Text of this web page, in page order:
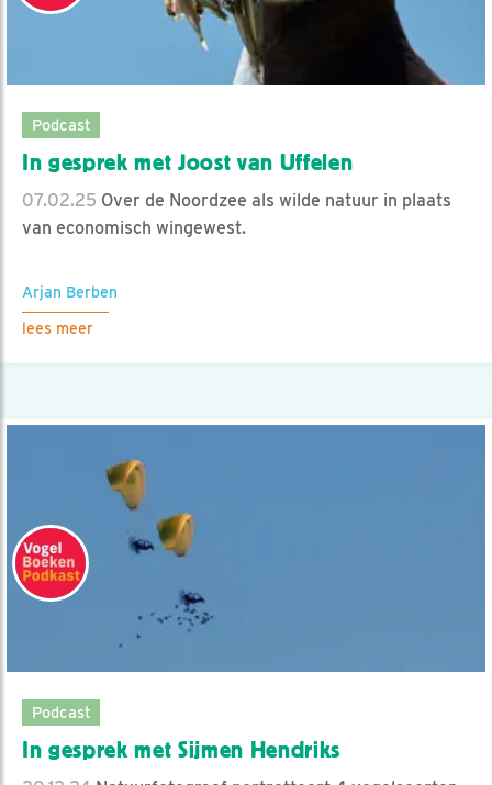
Podcast
In gesprek met Joost van Uffelen
07.02.25 Over de Noordzee als wilde natuur in plaats
van economisch wingewest.
Arjan Berben
lees meer
Podcast
In gesprek met Sijmen Hendriks